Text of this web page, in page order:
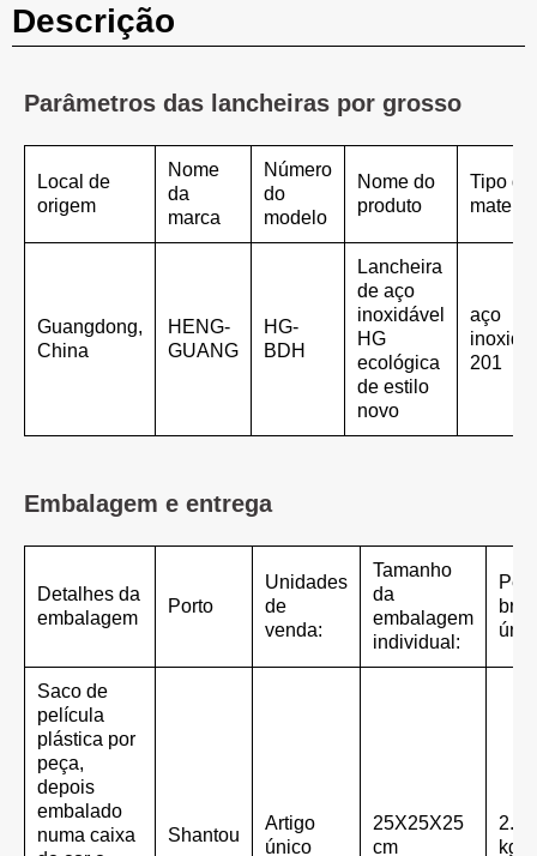
Descrição
Parâmetros das lancheiras por grosso
Local de
origem
Nome
da
marca
Número
do
modelo
Nome do
produto
Tipo de
material
Guangdong,
China
HENG-
GUANG
HG-
BDH
Lancheira
de aço
inoxidável
HG
ecológica
de estilo
novo
aço
201
Embalagem e entrega
Detalhes da
embalagem
Porto
Unidades
de
venda:
Tamanho
da
embalagem
individual:
Saco de
película
plástica por
peça,
depois
embalado
numa caixa
Shantou
Artigo
único
25X25X25
cm
kg